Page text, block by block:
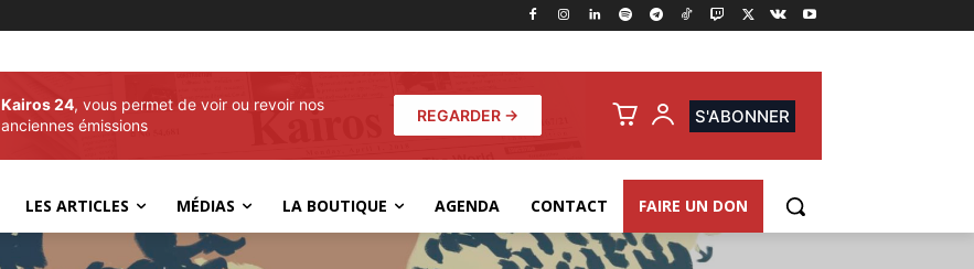
Kairos 24, vous permet de voir ou revoir nos
anciennes émissions
REGARDER → S'ABONNER
LES ARTICLES MÉDIAS LA BOUTIQUE AGENDA CONTACT FAIRE UN DON